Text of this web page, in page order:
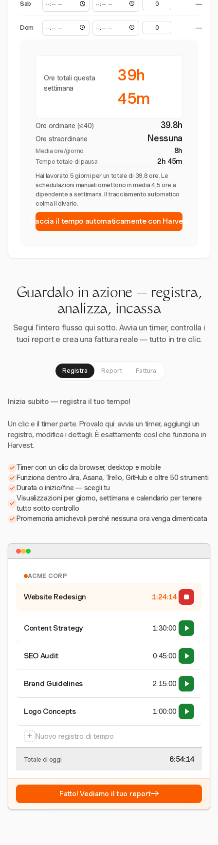
Sab —
Dom —
Ore totali questa
settimana
39h
45m
Ore ordinarie (≤40) 39.8h
Ore straordinarie Nessuna
Media ore/giorno 8h
Tempo totale di pausa 2h 45m
Hai lavorato 5 giorni per un totale di 39.8 ore. Le
schedulazioni manuali omettono in media 4,5 ore a
dipendente a settimana. Il tracciamento automatico
colma il divario.
Traccia il tempo automaticamente con Harvest
Guardalo in azione — registra,
analizza, incassa
Segui l'intero flusso qui sotto. Avvia un timer, controlla i
tuoi report e crea una fattura reale — tutto in tre clic.
Registra Report Fattura
Inizia subito — registra il tuo tempo!
Un clic e il timer parte. Provalo qui: avvia un timer, aggiungi un
registro, modifica i dettagli. È esattamente così che funziona in
Harvest.
Timer con un clic da browser, desktop e mobile
Funziona dentro Jira, Asana, Trello, GitHub e oltre 50 strumenti
Durata o inizio/fine — scegli tu
Visualizzazioni per giorno, settimana e calendario per tenere
tutto sotto controllo
Promemoria amichevoli perché nessuna ora venga dimenticata
ACME CORP
Website Redesign 1:24:15
Content Strategy 1:30:00
SEO Audit 0:45:00
Brand Guidelines 2:15:00
Logo Concepts 1:00:00
+ Nuovo registro di tempo
Totale di oggi 6:54:15
Fatto! Vediamo il tuo report→